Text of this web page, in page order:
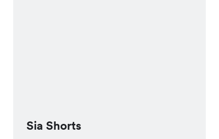
Sia Shorts